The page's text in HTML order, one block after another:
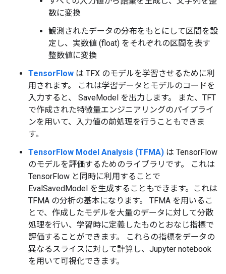
数に変換
観測されたデータの分布をもとにして区間を設
定し、実数値 (float) をそれぞれの区間を表す
整数値に変換
TensorFlow は TFX のモデルを学習させるために利
用されます。 これは学習データとモデルのコードを
入力すると、 SaveModel を出力します。 また、TFT
で作成された特徴量エンジニアリングのパイプライ
ンを用いて、入力値の前処理を行うこともできま
す。
TensorFlow Model Analysis (TFMA) は TensorFlow
のモデルを評価するためのライブラリです。 これは
TensorFlow と同時に利用することで
EvalSavedModel を生成することもできます。これは
TFMA の分析の基本になります。 TFMA を用いるこ
とで、作成したモデルを大量のデータに対して分散
処理を行い、学習時に定義したものとおなじ指標で
評価することができます。 これらの指標をデータの
異なるスライスに対して計算し、Jupyter notebook
を用いて可視化できます。